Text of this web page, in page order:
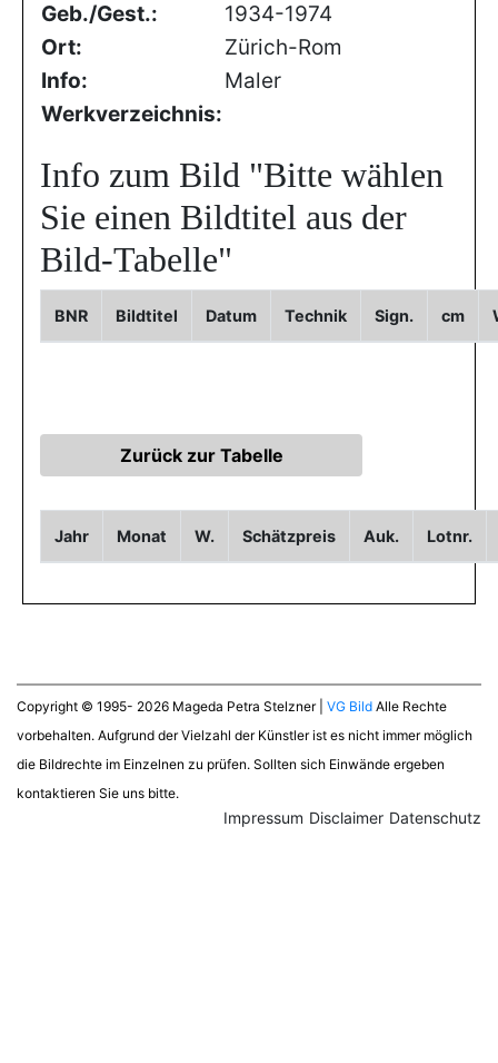
Geb./Gest.:
1934-1974
Ort:
Zürich-Rom
Info:
Maler
Werkverzeichnis:
Info zum Bild "Bitte wählen
Sie einen Bildtitel aus der
Bild-Tabelle"
BNR Bildtitel Datum Technik Sign. cm
Jahr Monat W. Schätzpreis Auk. Lotnr.
Copyright © 1995- 2026 Mageda Petra Stelzner | VG Bild Alle Rechte
vorbehalten. Aufgrund der Vielzahl der Künstler ist es nicht immer möglich
die Bildrechte im Einzelnen zu prüfen. Sollten sich Einwände ergeben
kontaktieren Sie uns bitte.
Datenschutz
Disclaimer
Impressum